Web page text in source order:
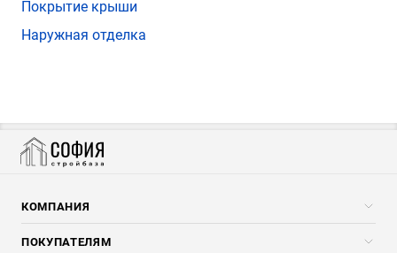
Покрытие крыши
Наружная отделка
КОМПАНИЯ
Компания
ПОКУПАТЕЛЯМ